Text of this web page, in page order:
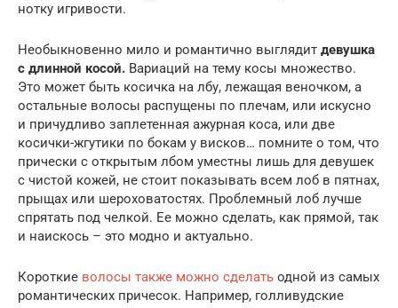
нотку игривости.
Необыкновенно мило и романтично выглядит девушка
с длинной косой. Вариаций на тему косы множество.
Это может быть косичка на лбу, лежащая веночком, а
остальные волосы распущены по плечам, или искусно
и причудливо заплетенная ажурная коса, или две
косички-жгутики по бокам у висков… помните о том, что
прически с открытым лбом уместны лишь для девушек
с чистой кожей, не стоит показывать всем лоб в пятнах,
прыщах или шероховатостях. Проблемный лоб лучше
спрятать под челкой. Ее можно сделать, как прямой, так
и наискось – это модно и актуально.
Короткие волосы также можно сделать одной из самых
романтических причесок. Например, голливудские